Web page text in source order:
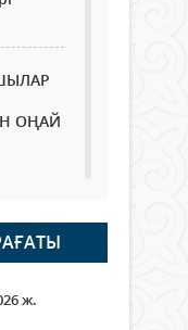
ОҢАЙ
ж.